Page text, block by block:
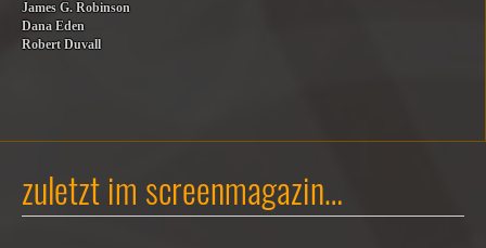
James G. Robinson
Dana Eden
Robert Duvall
zuletzt im screenmagazin…